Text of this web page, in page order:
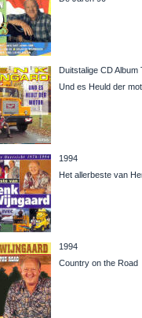
Duitstalige CD Album
Und es Heuld der
1994
Het allerbeste van
1994
Country on the Road